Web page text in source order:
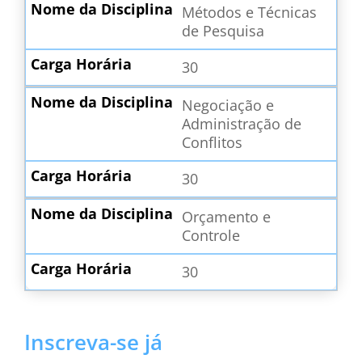
Métodos e Técnicas
de Pesquisa
30
Negociação e
Administração de
Conflitos
30
Orçamento e
Controle
30
Inscreva-se já